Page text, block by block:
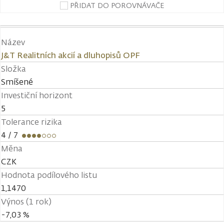
PŘIDAT DO POROVNÁVAČE
Název
J&T Realitních akcií a dluhopisů OPF
Složka
Smíšené
Investiční horizont
5
Tolerance rizika
4 / 7
Měna
CZK
Hodnota podílového listu
1,1470
Výnos (1 rok)
-7,03 %